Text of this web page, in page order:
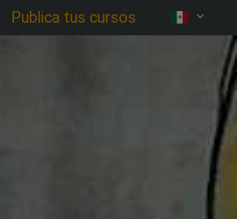
Publica tus cursos